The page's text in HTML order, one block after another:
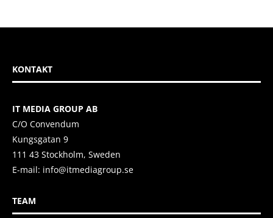
KONTAKT
IT MEDIA GROUP AB
C/O Convendum
Kungsgatan 9
111 43 Stockholm, Sweden
E-mail: info@itmediagroup.se
TEAM